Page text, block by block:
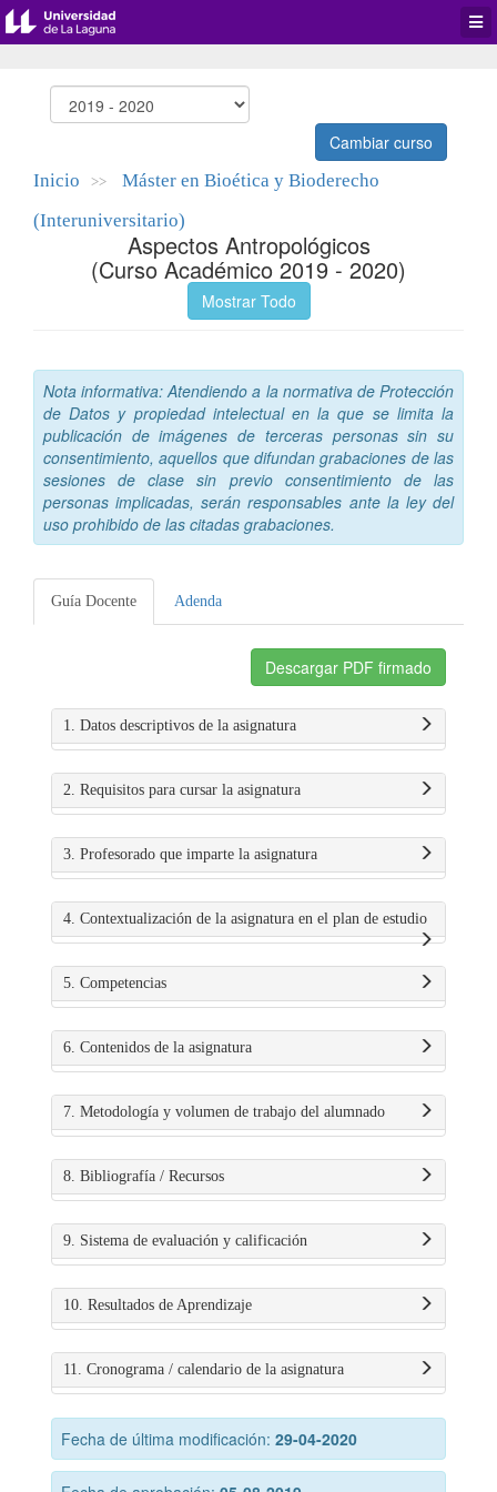
Cambiar curso
Inicio >>
Máster en Bioética y Bioderecho
(Interuniversitario)
Aspectos Antropológicos
(Curso Académico 2019 - 2020)
Mostrar Todo
Nota informativa: Atendiendo a la normativa de Protección
de Datos y propiedad intelectual en la que se limita la
publicación de imágenes de terceras personas sin su
consentimiento, aquellos que difundan grabaciones de las
sesiones de clase sin previo consentimiento de las
personas implicadas, serán responsables ante la ley del
uso prohibido de las citadas grabaciones.
Guía Docente Adenda
Descargar PDF firmado
1. Datos descriptivos de la asignatura
2. Requisitos para cursar la asignatura
3. Profesorado que imparte la asignatura
4. Contextualización de la asignatura en el plan de estudio
5. Competencias
6. Contenidos de la asignatura
7. Metodología y volumen de trabajo del alumnado
8. Bibliografía / Recursos
9. Sistema de evaluación y calificación
10. Resultados de Aprendizaje
11. Cronograma / calendario de la asignatura
Fecha de última modificación: 29-04-2020